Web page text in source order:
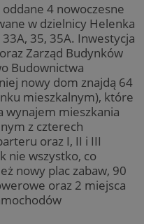
4 nowoczesne
w dzielnicy Helenka
35, 35A. Inwestycja
Zarząd Budynków
Budownictwa
nowy dom znajdą 64
mieszkalnym), które
wynajem mieszkania
z czterech
oraz I, II i III
nie wszystko, co
nowy plac zabaw, 90
oraz 2 miejsca